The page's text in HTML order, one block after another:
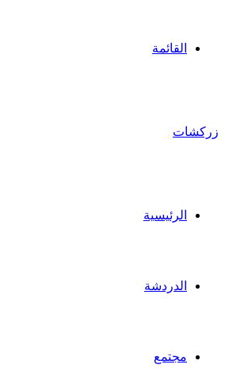
القائمة
زركشات
الرئيسية
الدردشة
مجتمع